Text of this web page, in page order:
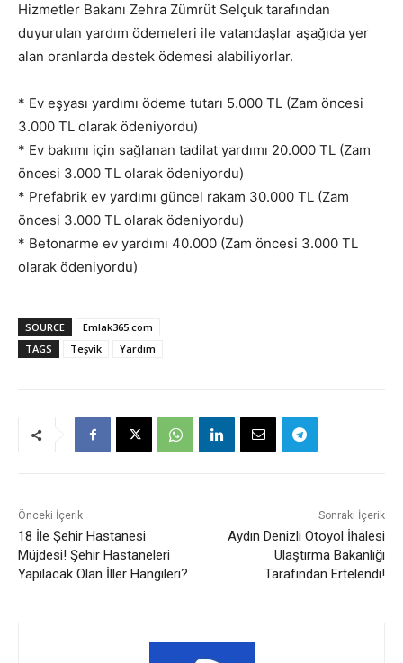
Hizmetler Bakanı Zehra Zümrüt Selçuk tarafından
duyurulan yardım ödemeleri ile vatandaşlar aşağıda yer
alan oranlarda destek ödemesi alabiliyorlar.
* Ev eşyası yardımı ödeme tutarı 5.000 TL (Zam öncesi
3.000 TL olarak ödeniyordu)
* Ev bakımı için sağlanan tadilat yardımı 20.000 TL (Zam
öncesi 3.000 TL olarak ödeniyordu)
* Prefabrik ev yardımı güncel rakam 30.000 TL (Zam
öncesi 3.000 TL olarak ödeniyordu)
* Betonarme ev yardımı 40.000 (Zam öncesi 3.000 TL
olarak ödeniyordu)
SOURCE
Emlak365.com
TAGS
Teşvik Yardım
Önceki İçerik
18 İle Şehir Hastanesi
Müjdesi! Şehir Hastaneleri
Yapılacak Olan İller Hangileri?
Sonraki İçerik
Aydın Denizli Otoyol İhalesi
Ulaştırma Bakanlığı
Tarafından Ertelendi!